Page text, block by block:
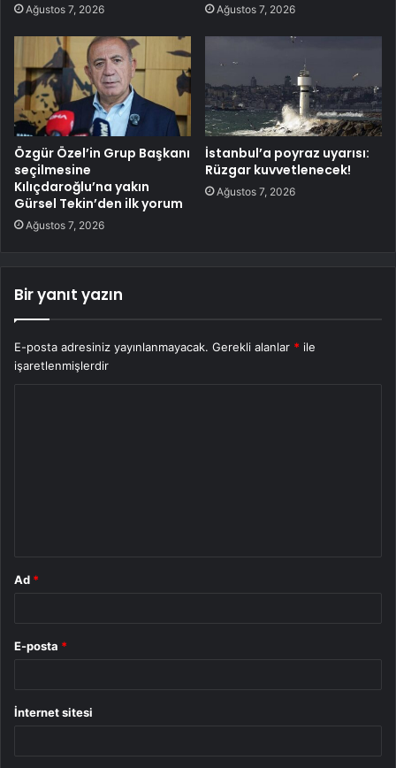
Ağustos 7, 2026 Ağustos 7, 2026
Özgür Özel’in Grup Başkanı
seçilmesine
Kılıçdaroğlu’na yakın
Gürsel Tekin’den ilk yorum
Ağustos 7, 2026
İstanbul’a poyraz uyarısı:
Rüzgar kuvvetlenecek!
Ağustos 7, 2026
Bir yanıt yazın
E-posta adresiniz yayınlanmayacak. Gerekli alanlar * ile
işaretlenmişlerdir
Ad *
E-posta *
İnternet sitesi